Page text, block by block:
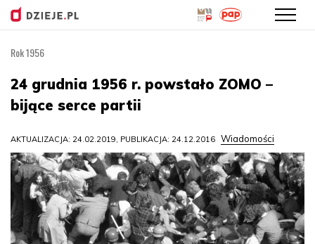
treści
Rok 1956
24 grudnia 1956 r. powstało ZOMO –
bijące serce partii
AKTUALIZACJA: 24.02.2019, PUBLIKACJA: 24.12.2016 Wiadomości